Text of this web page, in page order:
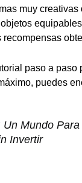
muy
paso a paso
puedes
Un Mundo
Invertir